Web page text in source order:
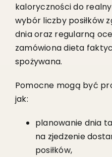
kaloryczności do
wybór liczby posiłków
dnia oraz regularną
zamówiona dieta
spożywana.
Pomocne mogą być
jak:
planowanie dnia
na zjedzenie
posiłków,